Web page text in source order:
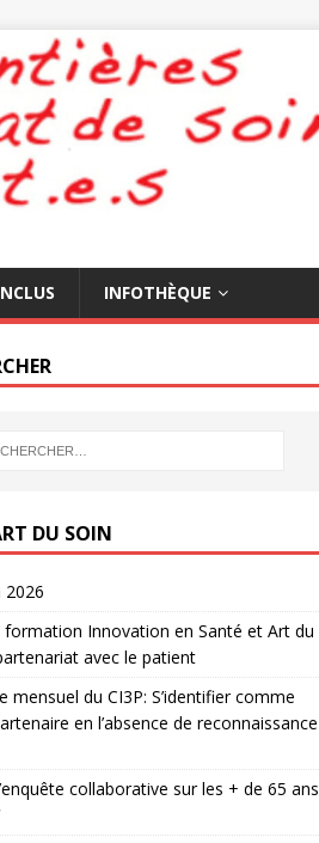
INFOTHÈQUE
DU SOIN
2026
formation Innovation en Santé et Art du
avec le patient
mensuel du CI3P: S’identifier comme
en l’absence de reconnaissance
collaborative sur les + de 65 ans